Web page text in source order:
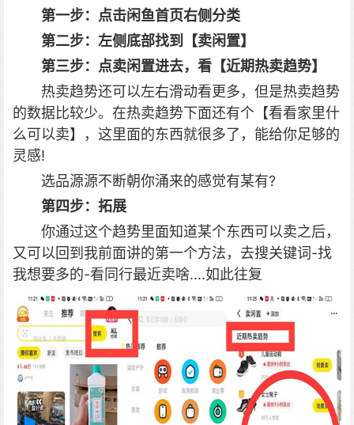
第一步：点击闲鱼首页右侧分类
第二步：左侧底部找到【卖闲置】
第三步：点卖闲置进去，看【近期热卖趋势】
热卖趋势还可以左右滑动看更多，但是热卖趋势
的数据比较少。在热卖趋势下面还有个【看看家里什
么可以卖】，这里面的东西就很多了，能给你足够的
灵感!
选品源源不断朝你涌来的感觉有某有?
第四步：拓展
你通过这个趋势里面知道某个东西可以卖之后，
又可以回到我前面讲的第一个方法，去搜关键词-找
我想要多的-看同行最近卖啥....如此往复